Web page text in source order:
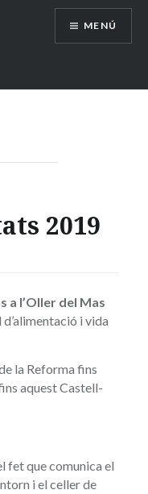
MENÚ
2019
a l’Oller del Mas
d’alimentació i vida
la Reforma fins
aquest Castell-
fet que comunica el
i el celler de